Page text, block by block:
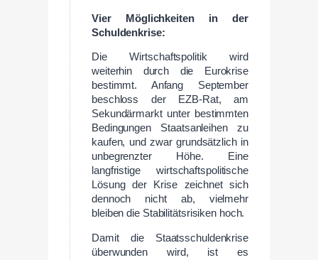
Vier Möglichkeiten in der
Schuldenkrise:
Die Wirtschaftspolitik wird
weiterhin durch die Eurokrise
bestimmt. Anfang September
beschloss der EZB-Rat, am
Sekundärmarkt unter bestimmten
Bedingungen Staatsanleihen zu
kaufen, und zwar grundsätzlich in
unbegrenzter Höhe. Eine
langfristige wirtschaftspolitische
Lösung der Krise zeichnet sich
dennoch nicht ab, vielmehr
bleiben die Stabilitätsrisiken hoch.
Damit die Staatsschuldenkrise
überwunden wird, ist es